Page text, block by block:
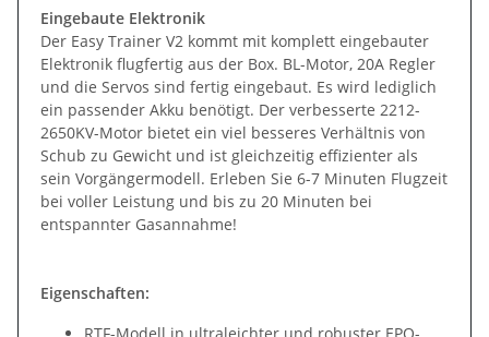
Eingebaute Elektronik
Der Easy Trainer V2 kommt mit komplett eingebauter
Elektronik flugfertig aus der Box. BL-Motor, 20A Regler
und die Servos sind fertig eingebaut. Es wird lediglich
ein passender Akku benötigt. Der verbesserte 2212-
2650KV-Motor bietet ein viel besseres Verhältnis von
Schub zu Gewicht und ist gleichzeitig effizienter als
sein Vorgängermodell. Erleben Sie 6-7 Minuten Flugzeit
bei voller Leistung und bis zu 20 Minuten bei
entspannter Gasannahme!
Eigenschaften: